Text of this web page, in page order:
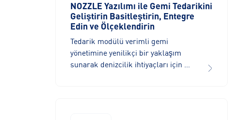
NOZZLE Yazılımı ile Gemi Tedarikini
Geliştirin Basitleştirin, Entegre
Edin ve Ölçeklendirin
Tedarik modülü verimli gemi
yönetimine yenilikçi bir yaklaşım
sunarak denizcilik ihtiyaçları için …